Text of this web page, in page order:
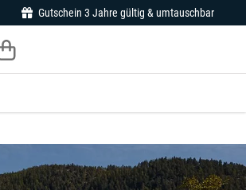
Gutschein 3 Jahre gültig & umtauschbar